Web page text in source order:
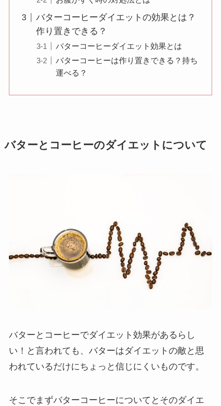
バターコーヒーダイエットの効果とは？
作り置きできる？
バターコーヒーダイエット効果とは
バターコーヒーは作り置きできる？持ち
運べる？
バターとコーヒーのダイエットについて
バターとコーヒーでダイエット効果があるらし
い！と言われても、バターはダイエットの敵と思
われているだけにちょっと信じにくいものです。
そこでまずバターコーヒーについてとそのダイエ